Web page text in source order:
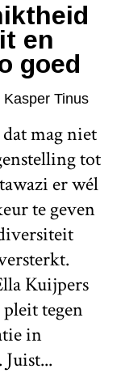
en
goed
Kasper Tinus
mag niet
tot
er wél
te geven
Kuijpers
tegen
in